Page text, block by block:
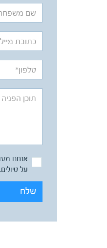
על טיולים.
שלח